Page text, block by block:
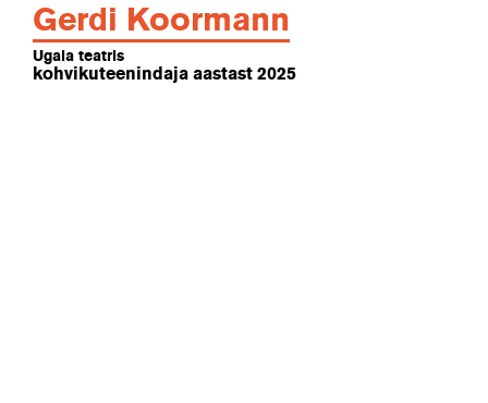
Gerdi Koormann
Ugala teatris
kohvikuteenindaja aastast 2025